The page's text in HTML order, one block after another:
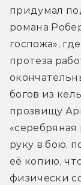
придумал
романа
госпожа»,
протеза
богов из
прозвищу
«серебряная
руку в бою,
её копию,
физически